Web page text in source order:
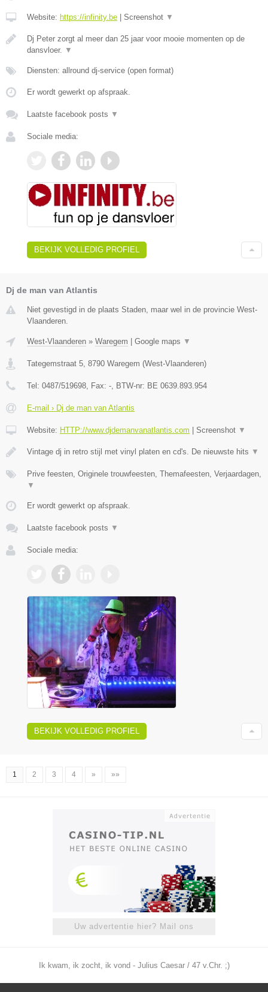
Website: https://infinity.be Screenshot ▼
Dj Peter zorgt al meer dan 25 jaar voor mooie momenten op de
dansvloer.
▼
Diensten: allround dj-service (open format)
Er wordt gewerkt op afspraak.
Laatste facebook posts ▼
Sociale media:
BEKIJK VOLLEDIG PROFIEL
Dj de man van Atlantis
Niet gevestigd in de plaats Staden, maar wel in de provincie West-
Vlaanderen.
West-Vlaanderen » Waregem Google maps ▼
Tategemstraat 5, 8790 Waregem (West-Vlaanderen)
Tel: 0487/519698, Fax: -, BTW-nr: BE 0639.893.954
E-mail › Dj de man van Atlantis
Website: HTTP://www.djdemanvanatlantis.com Screenshot ▼
Vintage dj in retro stijl met vinyl platen en cd's. De nieuwste hits ▼
Prive feesten, Originele trouwfeesten, Themafeesten, Verjaardagen,
▼
Er wordt gewerkt op afspraak.
Laatste facebook posts ▼
Sociale media:
BEKIJK VOLLEDIG PROFIEL
1 2 3 4 » »»
Uw advertentie hier? Mail ons
Ik kwam, ik zocht, ik vond - Julius Caesar / 47 v.Chr. ;)